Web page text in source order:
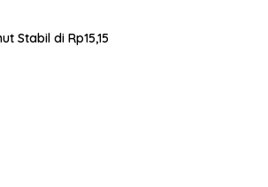
Stabil di Rp15,15